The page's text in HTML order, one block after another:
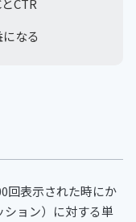
CTR
なる
回表示された時にか
ション）に対する単